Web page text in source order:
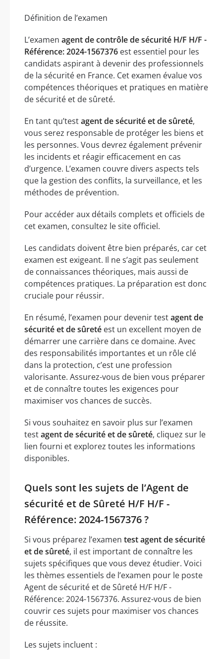
Définition de l’examen
L’examen agent de contrôle de sécurité H/F H/F -
Référence: 2024-1567376 est essentiel pour les
candidats aspirant à devenir des professionnels
de la sécurité en France. Cet examen évalue vos
compétences théoriques et pratiques en matière
de sécurité et de sûreté.
En tant qu’testagent de sécurité et de sûreté,
vous serez responsable de protéger les biens et
les personnes. Vous devrez également prévenir
les incidents et réagir efficacement en cas
d’urgence. L’examen couvre divers aspects tels
que la gestion des conflits, la surveillance, et les
méthodes de prévention.
Pour accéder aux détails complets et officiels de
cet examen, consultez le site officiel.
Les candidats doivent être bien préparés, car cet
examen est exigeant. Il ne s’agit pas seulement
de connaissances théoriques, mais aussi de
compétences pratiques. La préparation est donc
cruciale pour réussir.
En résumé, l’examen pour devenir testagent de
sécurité et de sûreté est un excellent moyen de
démarrer une carrière dans ce domaine. Avec
des responsabilités importantes et un rôle clé
dans la protection, c’est une profession
valorisante. Assurez-vous de bien vous préparer
et de connaître toutes les exigences pour
maximiser vos chances de succès.
Si vous souhaitez en savoir plus sur l’examen
testagent de sécurité et de sûreté, cliquez sur le
lien fourni et explorez toutes les informations
disponibles.
Quels sont les sujets de l’Agent de
sécurité et de Sûreté H/F H/F -
Référence: 2024-1567376 ?
Si vous préparez l’examen test agent de sécurité
et de sûreté, il est important de connaître les
sujets spécifiques que vous devez étudier. Voici
les thèmes essentiels de l’examen pour le poste
Agent de sécurité et de Sûreté H/F H/F -
Référence: 2024-1567376. Assurez-vous de bien
couvrir ces sujets pour maximiser vos chances
de réussite.
Les sujets incluent :